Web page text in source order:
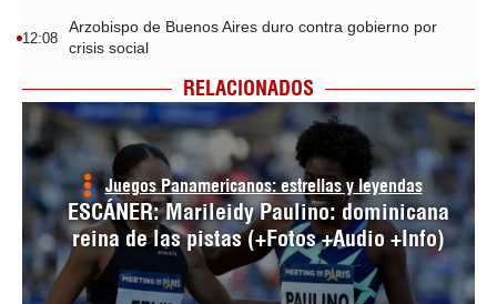
12:08
Arzobispo de Buenos Aires duro contra gobierno por
crisis social
RELACIONADOS
Juegos Panamericanos: estrellas y leyendas
ESCÁNER: Marileidy Paulino: dominicana
reina de las pistas (+Fotos +Audio +Info)